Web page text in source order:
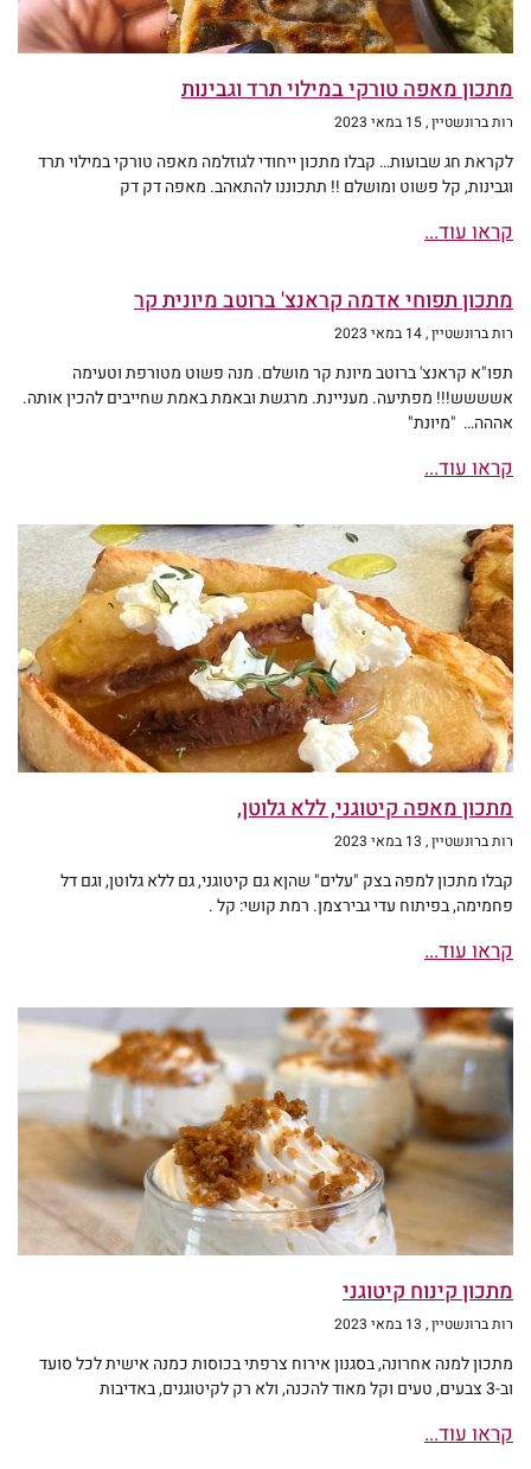
מתכון מאפה טורקי במילוי תרד וגבינות
רות ברונשטיין 15 במאי 2023
לקראת חג שבועות… קבלו מתכון ייחודי לגוזלמה מאפה טורקי במילוי תרד
וגבינות, קל פשוט ומושלם !! תתכוננו להתאהב. מאפה דק דק
קראו עוד...
מתכון תפוחי אדמה קראנצ' ברוטב מיונית קר
רות ברונשטיין 14 במאי 2023
תפו"א קראנצ' ברוטב מיונת קר מושלם. מנה פשוט מטורפת וטעימה
אשששש!!! מפתיעה. מעניינת. מרגשת ובאמת באמת שחייבים להכין אותה.
אההה… "מיונת"
קראו עוד...
מתכון מאפה קיטוגני, ללא גלוטן,
רות ברונשטיין 13 במאי 2023
קבלו מתכון למפה בצק "עלים" שהןא גם קיטוגני, גם ללא גלוטן, וגם דל
פחמימה, בפיתוח עדי גבירצמן. רמת קושי: קל .
קראו עוד...
מתכון קינוח קיטוגני
רות ברונשטיין 13 במאי 2023
מתכון למנה אחרונה, בסגנון אירוח צרפתי בכוסות כמנה אישית לכל סועד
וב-3 צבעים, טעים וקל מאוד להכנה, ולא רק לקיטוגנים, באדיבות
קראו עוד...